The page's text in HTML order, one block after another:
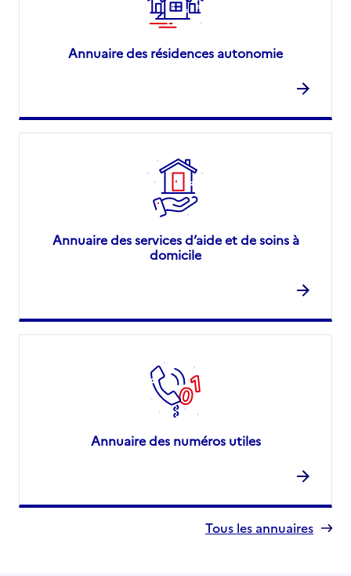
Annuaire des résidences autonomie
Annuaire des services d’aide et de soins à
domicile
Annuaire des numéros utiles
Tous les annuaires